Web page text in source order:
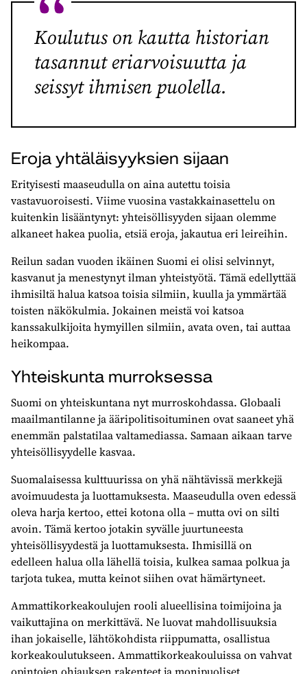
Koulutus on kautta historian
tasannut eriarvoisuutta ja
seissyt ihmisen puolella.
Eroja yhtäläisyyksien sijaan
Erityisesti maaseudulla on aina autettu toisia
vastavuoroisesti. Viime vuosina vastakkainasettelu on
kuitenkin lisääntynyt: yhteisöllisyyden sijaan olemme
alkaneet hakea puolia, etsiä eroja, jakautua eri leireihin.
Reilun sadan vuoden ikäinen Suomi ei olisi selvinnyt,
kasvanut ja menestynyt ilman yhteistyötä. Tämä edellyttää
ihmisiltä halua katsoa toisia silmiin, kuulla ja ymmärtää
toisten näkökulmia. Jokainen meistä voi katsoa
kanssakulkijoita hymyillen silmiin, avata oven, tai auttaa
heikompaa.
Yhteiskunta murroksessa
Suomi on yhteiskuntana nyt murroskohdassa. Globaali
maailmantilanne ja ääripolitisoituminen ovat saaneet yhä
enemmän palstatilaa valtamediassa. Samaan aikaan tarve
yhteisöllisyydelle kasvaa.
Suomalaisessa kulttuurissa on yhä nähtävissä merkkejä
avoimuudesta ja luottamuksesta. Maaseudulla oven edessä
oleva harja kertoo, ettei kotona olla – mutta ovi on silti
avoin. Tämä kertoo jotakin syvälle juurtuneesta
yhteisöllisyydestä ja luottamuksesta. Ihmisillä on
edelleen halua olla lähellä toisia, kulkea samaa polkua ja
tarjota tukea, mutta keinot siihen ovat hämärtyneet.
Ammattikorkeakoulujen rooli alueellisina toimijoina ja
vaikuttajina on merkittävä. Ne luovat mahdollisuuksia
ihan jokaiselle, lähtökohdista riippumatta, osallistua
korkeakoulutukseen. Ammattikorkeakouluissa on vahvat